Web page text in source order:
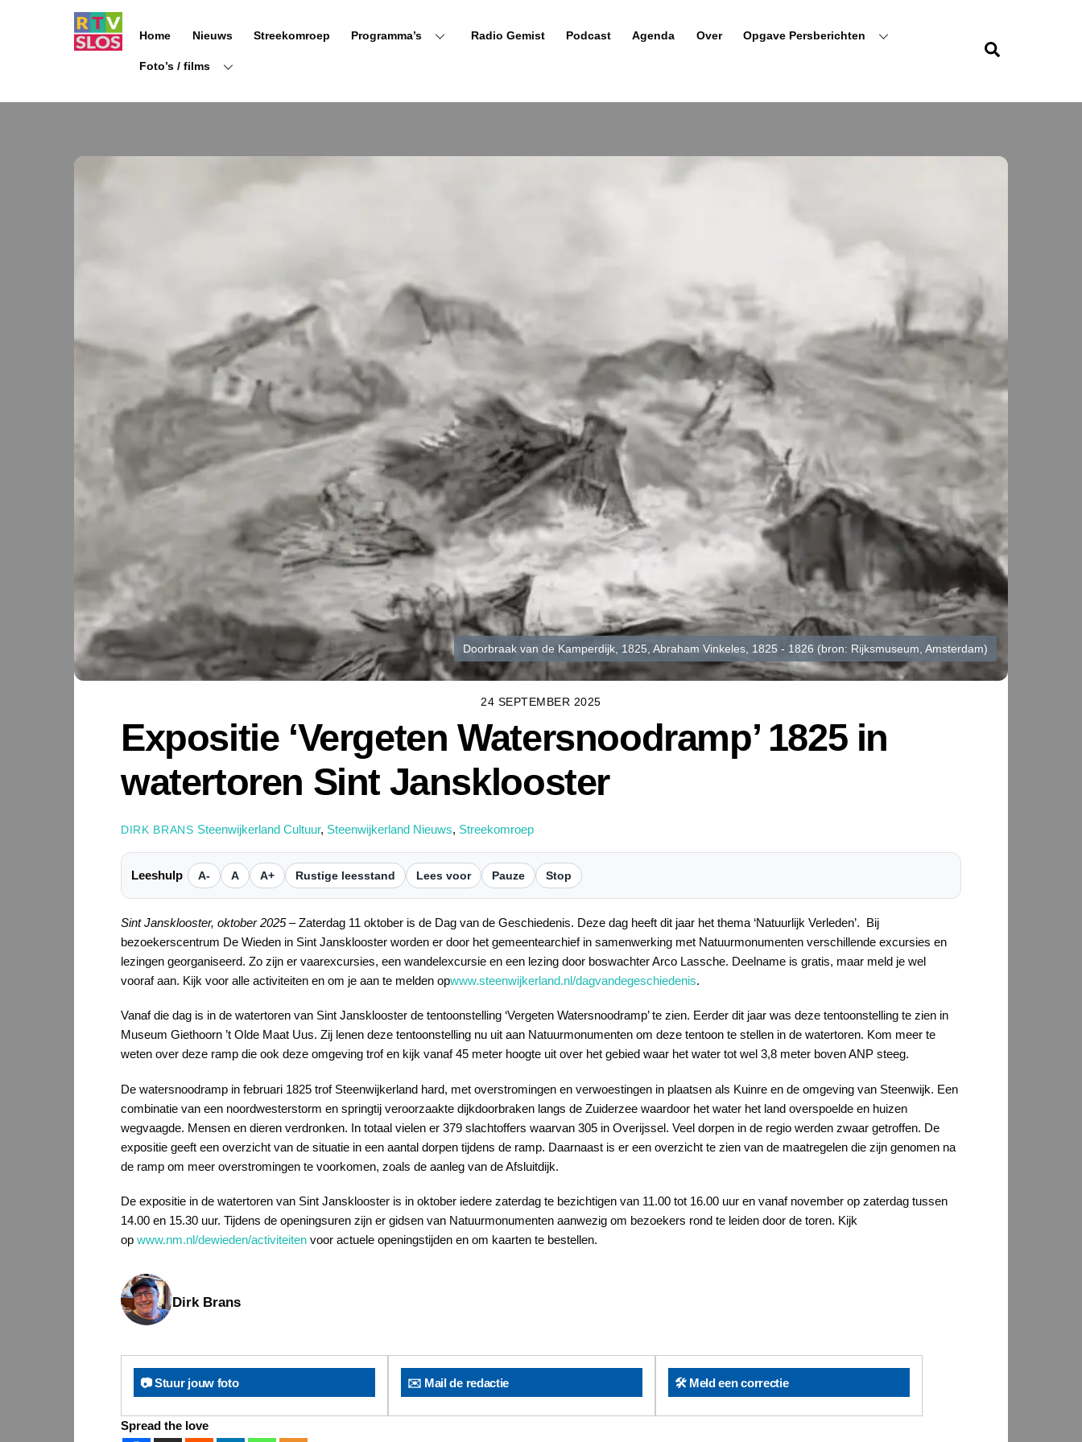
Home Nieuws Streekomroep Programma’s Radio Gemist Podcast Agenda Over Opgave Persberichten
Foto’s / films
Doorbraak van de Kamperdijk, 1825, Abraham Vinkeles, 1825 - 1826 (bron: Rijksmuseum, Amsterdam)
24 SEPTEMBER 2025
Expositie ‘Vergeten Watersnoodramp’ 1825 in
watertoren Sint Jansklooster
DIRK BRANS Steenwijkerland Cultuur, Steenwijkerland Nieuws, Streekomroep
Leeshulp A- A A+ Rustige leesstand Lees voor Pauze Stop
Sint Jansklooster, oktober 2025– Zaterdag 11 oktober is de Dag van de Geschiedenis. Deze dag heeft dit jaar het thema ‘Natuurlijk Verleden’. Bij
bezoekerscentrum De Wieden in Sint Jansklooster worden er door het gemeentearchief in samenwerking met Natuurmonumenten verschillende excursies en
lezingen georganiseerd. Zo zijn er vaarexcursies, een wandelexcursie en een lezing door boswachter Arco Lassche. Deelname is gratis, maar meld je wel
vooraf aan. Kijk voor alle activiteiten en om je aan te melden opwww.steenwijkerland.nl/dagvandegeschiedenis.
Vanaf die dag is in de watertoren van Sint Jansklooster de tentoonstelling ‘Vergeten Watersnoodramp’ te zien. Eerder dit jaar was deze tentoonstelling te zien in
Museum Giethoorn ’t Olde Maat Uus. Zij lenen deze tentoonstelling nu uit aan Natuurmonumenten om deze tentoon te stellen in de watertoren. Kom meer te
weten over deze ramp die ook deze omgeving trof en kijk vanaf 45 meter hoogte uit over het gebied waar het water tot wel 3,8 meter boven ANP steeg.
De watersnoodramp in februari 1825 trof Steenwijkerland hard, met overstromingen en verwoestingen in plaatsen als Kuinre en de omgeving van Steenwijk. Een
combinatie van een noordwesterstorm en springtij veroorzaakte dijkdoorbraken langs de Zuiderzee waardoor het water het land overspoelde en huizen
wegvaagde. Mensen en dieren verdronken. In totaal vielen er 379 slachtoffers waarvan 305 in Overijssel. Veel dorpen in de regio werden zwaar getroffen. De
expositie geeft een overzicht van de situatie in een aantal dorpen tijdens de ramp. Daarnaast is er een overzicht te zien van de maatregelen die zijn genomen na
de ramp om meer overstromingen te voorkomen, zoals de aanleg van de Afsluitdijk.
De expositie in de watertoren van Sint Jansklooster is in oktober iedere zaterdag te bezichtigen van 11.00 tot 16.00 uur en vanaf november op zaterdag tussen
14.00 en 15.30 uur. Tijdens de openingsuren zijn er gidsen van Natuurmonumenten aanwezig om bezoekers rond te leiden door de toren. Kijk
op www.nm.nl/dewieden/activiteiten voor actuele openingstijden en om kaarten te bestellen.
Dirk Brans
📷 Stuur jouw foto ✉️ Mail de redactie 🛠️ Meld een correctie
Spread the love